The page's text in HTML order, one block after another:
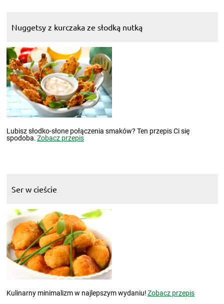
Nuggetsy z kurczaka ze słodką nutką
Lubisz słodko-słone połączenia smaków? Ten przepis Ci się
spodoba.Zobacz przepis
Ser w cieście
Kulinarny minimalizm w najlepszym wydaniu!Zobacz przepis